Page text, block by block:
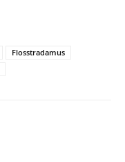
Flosstradamus